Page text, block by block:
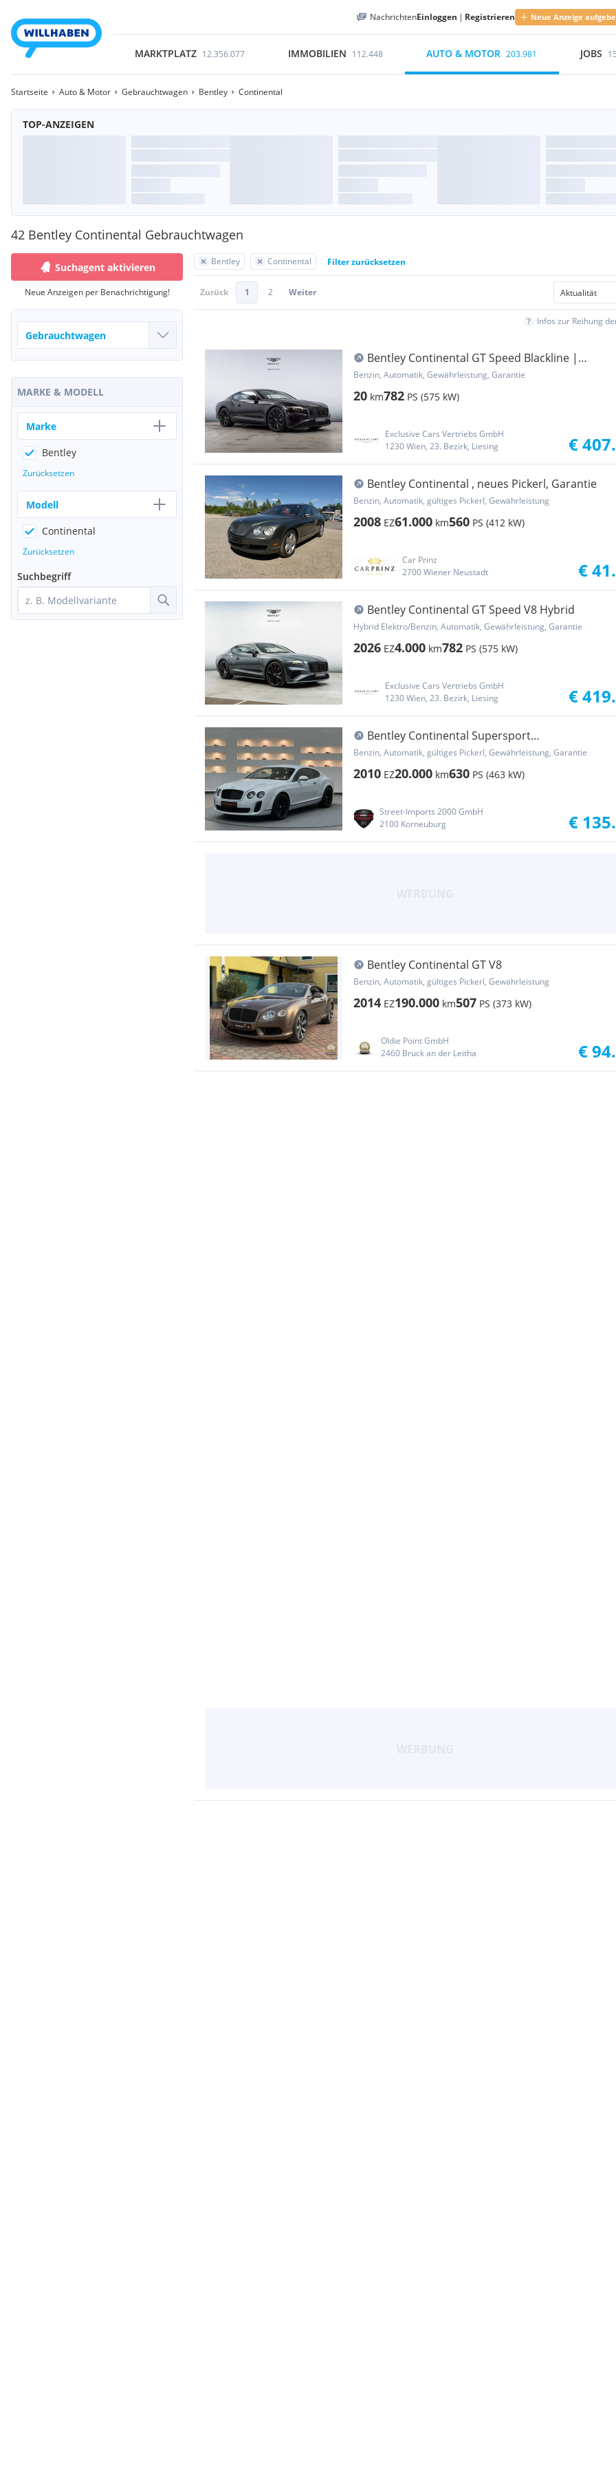
NachrichtenEinloggen | Registrieren Neue Anzeige
MARKTPLATZ 12.356.077 IMMOBILIEN 112.448 AUTO & MOTOR 203.981 JOBS
Startseite Auto & Motor Gebrauchtwagen Bentley Continental
TOP-ANZEIGEN
42 Bentley Continental Gebrauchtwagen
Bentley Continental Filter zurücksetzen
Zurück 1 2 Weiter
Infos zur Reihung
Bentley Continental GT Speed Blackline |
Damson | Carbon
Benzin, Automatik, Gewährleistung, Garantie
20 km782 PS (575 kW)
Exclusive Cars Vertriebs GmbH
1230 Wien, 23. Bezirk, Liesing
€
Bentley Continental , neues Pickerl, Garantie
Benzin, Automatik, gültiges Pickerl, Gewährleistung
2008 EZ61.000 km560 PS (412 kW)
Car Prinz
2700 Wiener Neustadt
€
Bentley Continental GT Speed V8 Hybrid
Hybrid Elektro/Benzin, Automatik, Gewährleistung, Garantie
2026 EZ4.000 km782 PS (575 kW)
Exclusive Cars Vertriebs GmbH
1230 Wien, 23. Bezirk, Liesing
€
Bentley Continental Supersport
*20.000km*Wertanlage*1.Besitz*
Benzin, Automatik, gültiges Pickerl, Gewährleistung, Garantie
2010 EZ20.000 km630 PS (463 kW)
Street-Imports 2000 GmbH
2100 Korneuburg
€
Bentley Continental GT V8
Benzin, Automatik, gültiges Pickerl, Gewährleistung
2014 EZ190.000 km507 PS (373 kW)
Oldie Point GmbH
2460 Bruck an der Leitha
€
Suchagent aktivieren
Neue Anzeigen per Benachrichtigung!
MARKE & MODELL
Marke
Bentley
Zurücksetzen
Modell
Continental
Zurücksetzen
Suchbegriff